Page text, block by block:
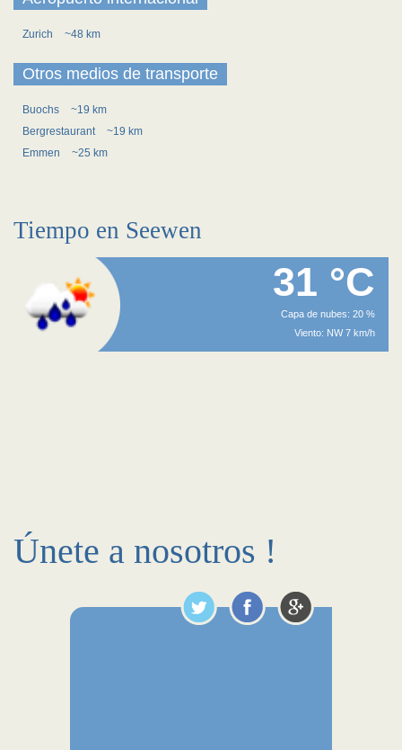
Zurich ~48 km
Otros medios de transporte
Buochs
~19 km
Bergrestaurant
~19 km
Emmen
~25 km
Tiempo en Seewen
31 °C
Capa de nubes: 20 %
Viento: NW 7 km/h
Únete a nosotros !